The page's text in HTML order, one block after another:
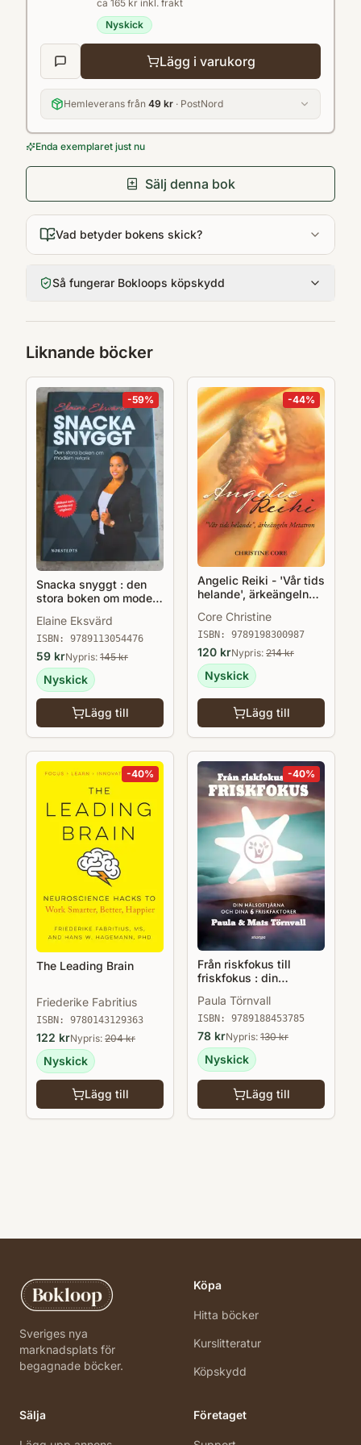
en loggbok där eleven skapar ett eget
ordförråd m.m. Till övningsboken finns ett
facit att köpa, där också hörövningstexterna
ligger.
ca 165 kr inkl. frakt
Nyskick
Lägg i varukorg
Hemleverans från 49 kr · PostNord
Enda exemplaret just nu
Sälj denna bok
Vad betyder bokens skick?
Så fungerar Bokloops köpskydd
Liknande böcker
-59%
Snacka snyggt : den
stora boken om modern
Elaine Eksvärd
ISBN: 9789113054476
59 krNypris: 145kr
Nyskick
Lägg till
-44%
Angelic Reiki - 'Vår tids
helande', ärkeängeln
Core Christine
ISBN: 9789198300987
120 krNypris: 214kr
Nyskick
Lägg till
-40%
The Leading Brain
Friederike Fabritius
ISBN: 9780143129363
122 krNypris: 204kr
Nyskick
Lägg till
-40%
Från riskfokus till
friskfokus : din
friskfaktorer
Paula Törnvall
ISBN: 9789188453785
78 krNypris: 130kr
Nyskick
Lägg till
Bokloop
Sveriges nya
marknadsplats för
begagnade böcker.
Köpa
Hitta böcker
Kurslitteratur
Köpskydd
Sälja Företaget